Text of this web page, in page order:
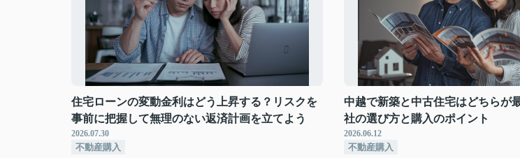
住宅ローンの変動金利はどう上昇する？リスクを
事前に把握して無理のない返済計画を立てよう
2026.07.30
不動産購入
中越で新築と中古住宅はどちらが
社の選び方と購入のポイント
2026.06.12
不動産購入